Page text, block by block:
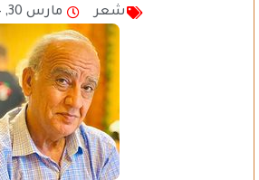
شعر
مارس 30, 2024